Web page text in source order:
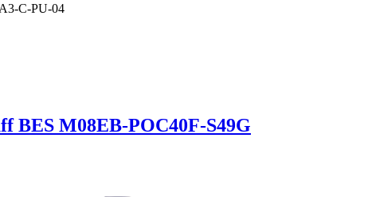
C-PU-04
M08EB-POC40F-S49G